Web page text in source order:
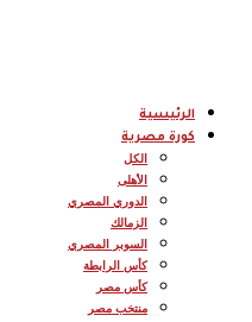
الرئيسية
كورة مصرية
الكل
الأهلى
الدوري المصري
الزمالك
السوبر المصري
كأس الرابطة
كأس مصر
منتخب مصر